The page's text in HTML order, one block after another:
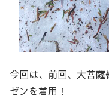
今回は、前回、大菩
ゼンを着用！